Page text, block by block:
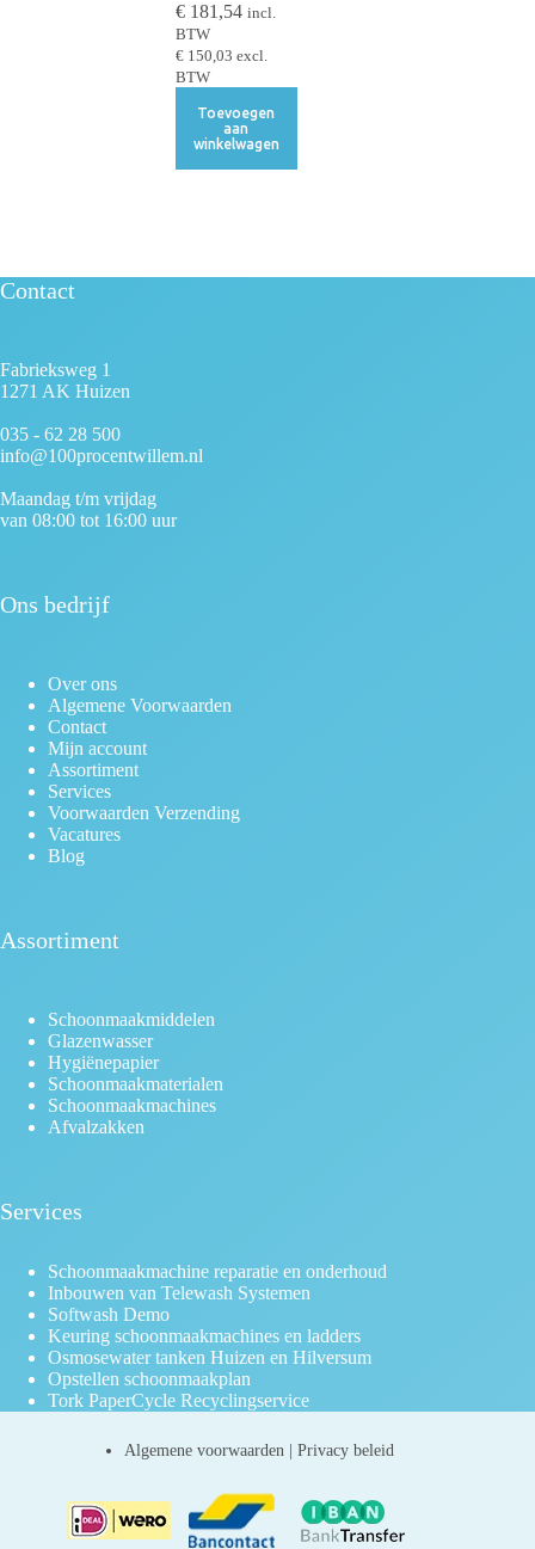
€181,54 incl.
BTW
€150,03 excl.
BTW
Toevoegen
aan
winkelwagen
Contact
Fabrieksweg 1
1271 AK Huizen
035 - 62 28 500
info@100procentwillem.nl
Maandag t/m vrijdag
van 08:00 tot 16:00 uur
Ons bedrijf
Over ons
Algemene Voorwaarden
Contact
Mijn account
Assortiment
Services
Voorwaarden Verzending
Vacatures
Blog
Assortiment
Schoonmaakmiddelen
Glazenwasser
Hygiënepapier
Schoonmaakmaterialen
Schoonmaakmachines
Afvalzakken
Services
Schoonmaakmachine reparatie en onderhoud
Inbouwen van Telewash Systemen
Softwash Demo
Keuring schoonmaakmachines en ladders
Osmosewater tanken Huizen en Hilversum
Opstellen schoonmaakplan
Tork PaperCycle Recyclingservice
Algemene voorwaarden |Privacy beleid